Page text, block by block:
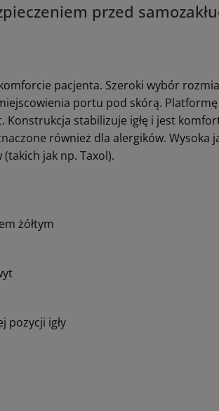
przed
pacjenta. Szeroki wybór
portu pod skórą.
stabilizuje igłę i jest
również dla alergików. Wysoka
jak np. Taxol).
żółtym
pozycji igły